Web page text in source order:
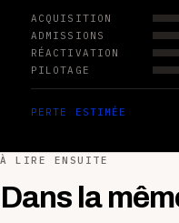
ACQUISITION
ADMISSIONS
RÉACTIVATION
PILOTAGE
PERTE ESTIMÉE
À LIRE ENSUITE
Dans la